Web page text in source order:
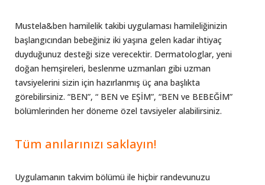
Mustela&ben hamilelik takibi uygulaması hamileliğinizin
başlangıcından bebeğiniz iki yaşına gelen kadar ihtiyaç
duyduğunuz desteği size verecektir. Dermatologlar, yeni
doğan hemşireleri, beslenme uzmanları gibi uzman
tavsiyelerini sizin için hazırlanmış üç ana başlıkta
görebilirsiniz. “BEN”, “ BEN ve EŞİM”, “BEN ve BEBEĞİM”
bölümlerinden her döneme özel tavsiyeler alabilirsiniz.
Tüm anılarınızı saklayın!
Uygulamanın takvim bölümü ile hiçbir randevunuzu